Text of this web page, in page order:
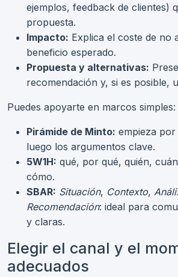
ejemplos, feedback de clientes)
propuesta.
Impacto: Explica el coste de no
beneficio esperado.
Propuesta y alternativas:
recomendación y, si es posible,
Puedes apoyarte en marcos simples:
Pirámide de Minto: empieza
luego los argumentos clave.
5W1H: qué, por qué, quién,
cómo.
SBAR: Situación, Contexto,
Recomendación: ideal para
y claras.
Elegir el canal y el
adecuados